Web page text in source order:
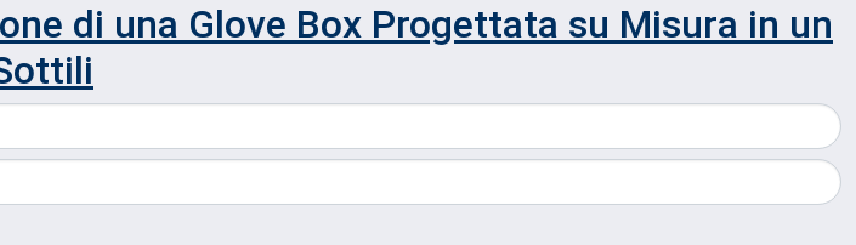
di una Glove Box Progettata su Misura in un